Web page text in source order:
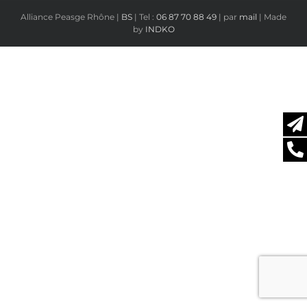
Alliance Peasge Rhône | BS | Tel : 06 87 70 88 49 | par mail | Made
by INDKO